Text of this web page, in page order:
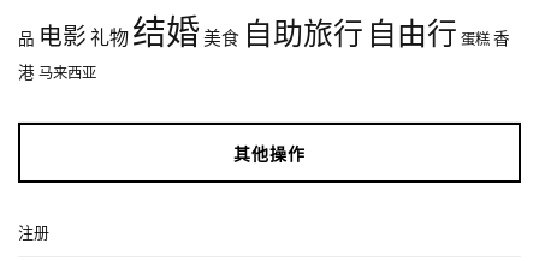
品 电影 礼物 结婚美食 自助旅行 自由行 蛋糕 香
港 马来西亚
其他操作
注册